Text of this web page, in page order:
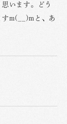
います。どう
m(__)mと、あ